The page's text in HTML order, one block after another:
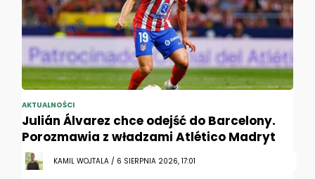
AKTUALNOŚCI
Julián Álvarez chce odejść do Barcelony.
Porozmawia z władzami Atlético Madryt
KAMIL WOJTALA / 6 SIERPNIA 2026, 17:01